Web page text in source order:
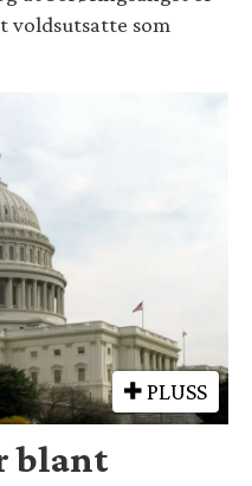
voldsutsatte som
PLUSS
blant